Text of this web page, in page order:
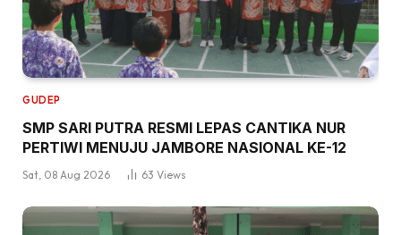
GUDEP
SMP SARI PUTRA RESMI LEPAS CANTIKA NUR
PERTIWI MENUJU JAMBORE NASIONAL KE-12
Sat, 08 Aug 2026 63 Views